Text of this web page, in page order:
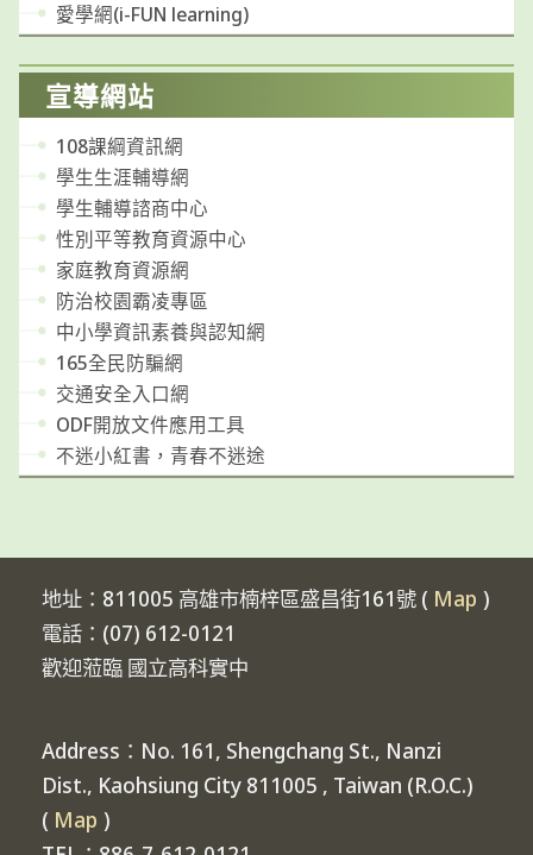
愛學網(i-FUN learning)
宣導網站
108課綱資訊網
學生生涯輔導網
學生輔導諮商中心
性別平等教育資源中心
家庭教育資源網
防治校園霸凌專區
中小學資訊素養與認知網
165全民防騙網
交通安全入口網
ODF開放文件應用工具
不迷小紅書，青春不迷途
地址：811005 高雄市楠梓區盛昌街161號 ( Map )
電話：(07) 612-0121
歡迎蒞臨 國立高科實中
Address：No. 161, Shengchang St., Nanzi
Dist., Kaohsiung City 811005 , Taiwan (R.O.C.)
( Map )